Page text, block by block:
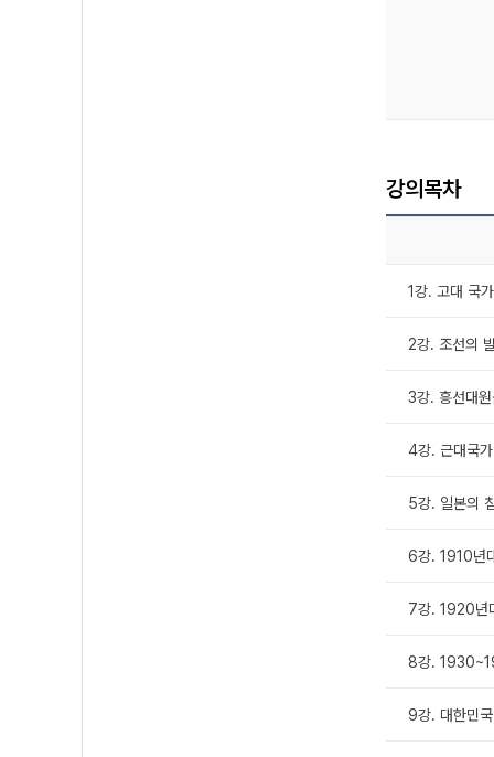
강의목차
1강. 고대 국
2강. 조선의
3강. 흥선대
4강. 근대국
5강. 일본의
6강. 1910년
7강. 1920년
8강.
9강. 대한민